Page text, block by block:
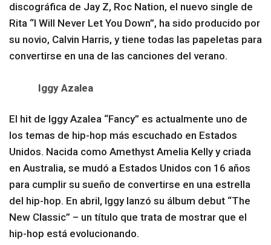
discográfica de Jay Z, Roc Nation, el nuevo single de
Rita “I Will Never Let You Down”, ha sido producido por
su novio, Calvin Harris, y tiene todas las papeletas para
convertirse en una de las canciones del verano.
Iggy Azalea
El hit de Iggy Azalea “Fancy” es actualmente uno de
los temas de hip-hop más escuchado en Estados
Unidos. Nacida como Amethyst Amelia Kelly y criada
en Australia, se mudó a Estados Unidos con 16 años
para cumplir su sueño de convertirse en una estrella
del hip-hop. En abril, Iggy lanzó su álbum debut “The
New Classic” – un título que trata de mostrar que el
hip-hop está evolucionando.